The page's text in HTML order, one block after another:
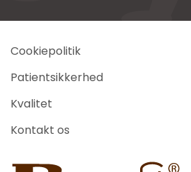
Cookiepolitik
Patientsikkerhed
Kvalitet
Kontakt os